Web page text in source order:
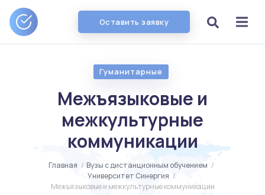
Оставить заявку
Гуманитарные
Межъязыковые и
межкультурные
коммуникации
Главная / Вузы с дистанционным обучением /
Университет Синергия /
Межъязыковые и межкультурные коммуникации